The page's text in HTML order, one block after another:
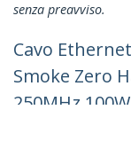
senza preavviso.
Cavo
Smoke Zero
250MHz